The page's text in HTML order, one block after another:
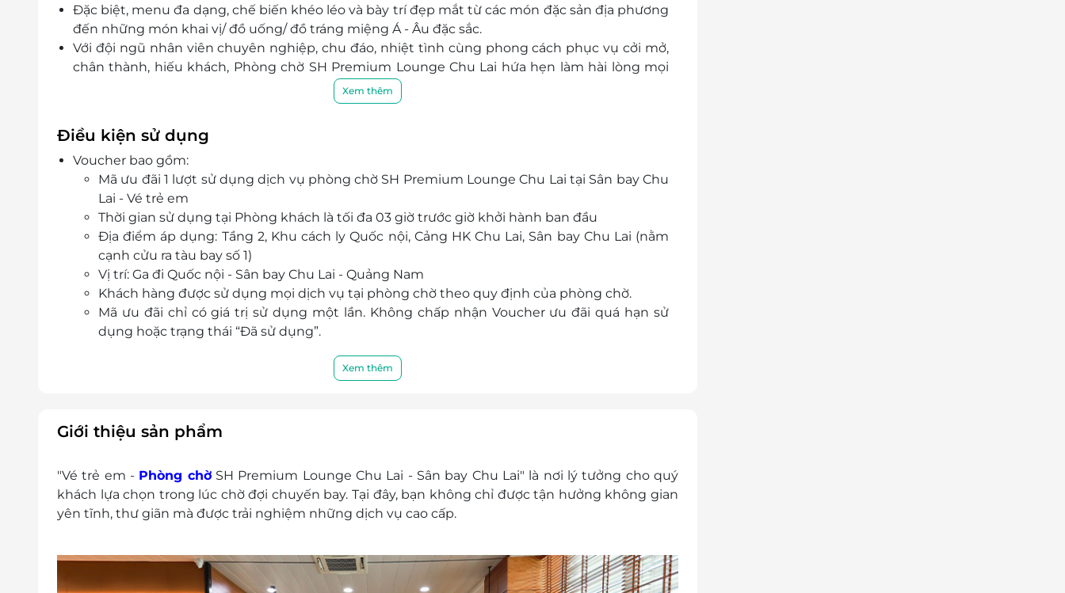
Đặc biệt, menu đa dạng, chế biến khéo léo và bày trí đẹp mắt từ các món đặc sản địa phương
đến những món khai vị/ đồ uống/ đồ tráng miệng Á - Âu đặc sắc.
Với đội ngũ nhân viên chuyên nghiệp, chu đáo, nhiệt tình cùng phong cách phục vụ cởi mở,
chân thành, hiếu khách, Phòng chờ SH Premium Lounge Chu Lai hứa hẹn làm hài lòng mọi
Xem thêm
Điều kiện sử dụng
Voucher bao gồm:
Mã ưu đãi 1 lượt sử dụng dịch vụ phòng chờ SH Premium Lounge Chu Lai tại Sân bay Chu
Lai - Vé trẻ em
Thời gian sử dụng tại Phòng khách là tối đa 03 giờ trước giờ khởi hành ban đầu
Địa điểm áp dụng: Tầng 2, Khu cách ly Quốc nội, Cảng HK Chu Lai, Sân bay Chu Lai (nằm
cạnh cửu ra tàu bay số 1)
Vị trí: Ga đi Quốc nội - Sân bay Chu Lai - Quảng Nam
Khách hàng được sử dụng mọi dịch vụ tại phòng chờ theo quy định của phòng chờ.
Mã ưu đãi chỉ có giá trị sử dụng một lần. Không chấp nhận Voucher ưu đãi quá hạn sử
dụng hoặc trạng thái “Đã sử dụng”.
Khách hàng có thể được yêu cầu trả thêm tiền nếu sử dụng quá giá trị của Mã ưu đãi.
mỗi phòng chờ khi:
Khách hàng có trẻ em đi kèm mà chưa đăng ký dịch vụ trước qua LifeLink 1900 2065. Thời
gian thông báo tối thiểu với LifeLink trước 1 ngày sử dụng dịch vụ LifeLink hoàn toàn không
chịu trách nhiệm khi có các phát sinh thêm bên trên.
Ngày áp dụng: Tất cả các ngày trong tuần, bao gồm Lễ Tết
Giờ áp dụng: 06:00 - 20:00
Xem thêm
Giới thiệu sản phẩm
"Vé trẻ em - Phòng chờSH Premium Lounge Chu Lai - Sân bay Chu Lai" là nơi lý tưởng cho quý
khách lựa chọn trong lúc chờ đợi chuyến bay. Tại đây, bạn không chỉ được tận hưởng không gian
yên tĩnh, thư giãn mà được trải nghiệm những dịch vụ cao cấp.